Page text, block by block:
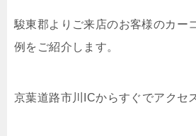
駿東郡よりご来店のお客様のカー
例をご紹介します。
京葉道路市川ICからすぐでアクセ